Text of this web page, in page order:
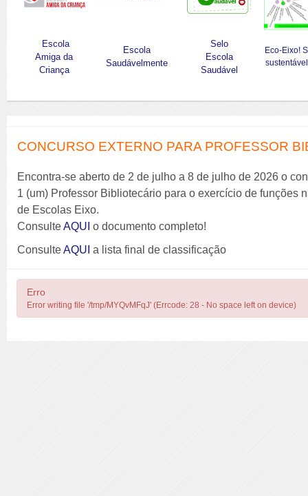
Escola
Amiga da
Criança
Escola
Saudávelmente
Selo
Escola
Saudável
Eco-Eixo!
CONCURSO EXTERNO PARA PROFESSOR
Encontra-se aberto de 2 de julho a 8 de julho de 2026 o
1 (um) Professor Bibliotecário para o exercício de funções
de Escolas Eixo.
ConsulteAQUI o documento completo!
ConsulteAQUI a lista final de classificação
Erro
Error writing file '/tmp/MYQvMFqJ' (Errcode: 28 - No space left on device)